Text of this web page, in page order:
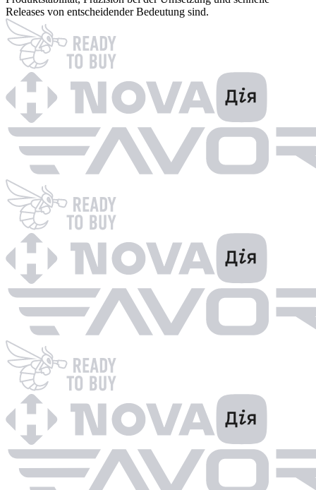
Releases von entscheidender Bedeutung sind.